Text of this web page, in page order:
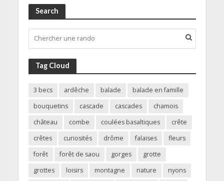
Search
Tag Cloud
3 becs ardêche balade
balade en famille
bouquetins
cascade cascades
chamois
château
combe coulées basaltiques
crête
crêtes
curiosités drôme falaises
fleurs
forêt
forêt de saou gorges
grotte
grottes
loisirs montagne nature
nyons